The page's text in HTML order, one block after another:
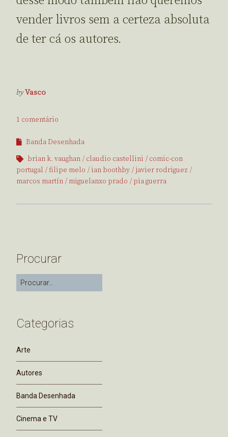
vender livros sem a certeza absoluta
de ter cá os autores.
byVasco
1 comentário
Banda Desenhada
brian k. vaughan
claudio castellini
comic-con
portugal
filipe melo ian boothby
javier rodriguez
marcos martín
miguelanxo prado pia guerra
Procurar
Categorias
Arte
Autores
Banda Desenhada
Cinema e TV